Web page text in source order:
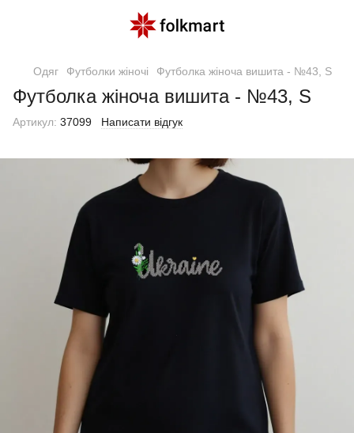
Одяг Футболки жіночі Футболка жіноча вишита - №43, S
Футболка жіноча вишита - №43, S
Артикул: 37099 Написати відгук